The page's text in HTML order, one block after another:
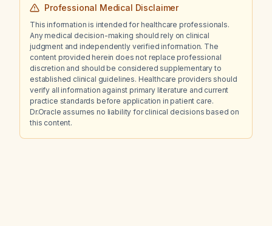
Professional Medical Disclaimer
This information is intended for healthcare professionals.
Any medical decision-making should rely on clinical
judgment and independently verified information. The
content provided herein does not replace professional
discretion and should be considered supplementary to
established clinical guidelines. Healthcare providers should
verify all information against primary literature and current
practice standards before application in patient care.
Dr.Oracle assumes no liability for clinical decisions based on
this content.